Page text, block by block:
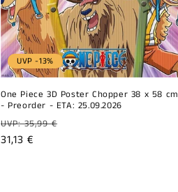
UVP -13%
One Piece 3D Poster Chopper 38 x 58 cm
- Preorder - ETA: 25.09.2026
Prix
habituel
UVP: 35,99 €
Prix
31,13 €